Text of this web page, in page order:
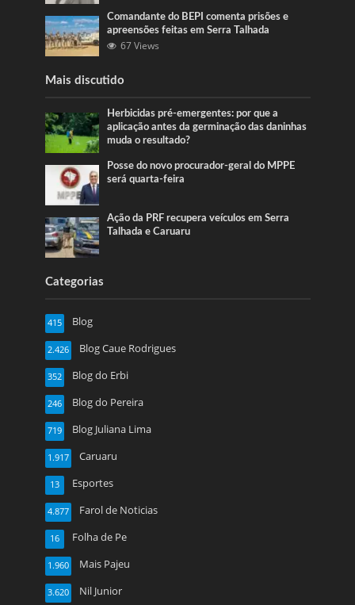
Comandante do BEPI comenta prisões e
apreensões feitas em Serra Talhada
67 Views
Mais discutido
Herbicidas pré-emergentes: por que a
aplicação antes da germinação das daninhas
muda o resultado?
Posse do novo procurador-geral do MPPE
será quarta-feira
Ação da PRF recupera veículos em Serra
Talhada e Caruaru
Categorias
Blog
415
Blog Caue Rodrigues
2.426
Blog do Erbi
352
Blog do Pereira
246
Blog Juliana Lima
719
Caruaru
1.917
Esportes
13
Farol de Noticias
4.877
Folha de Pe
16
Mais Pajeu
1.960
Nil Junior
3.620